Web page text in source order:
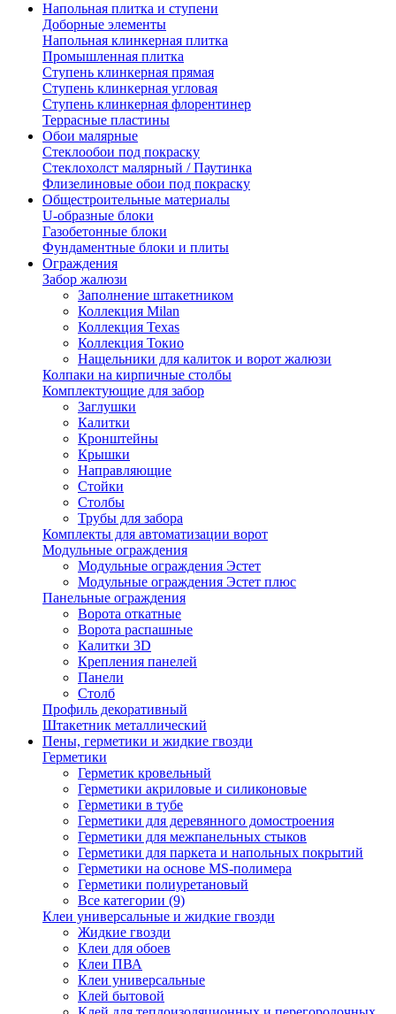
Напольная плитка и ступени
Доборные элементы
Напольная клинкерная плитка
Промышленная плитка
Ступень клинкерная прямая
Ступень клинкерная угловая
Ступень клинкерная флорентинер
Террасные пластины
Обои малярные
Стеклообои под покраску
Стеклохолст малярный / Паутинка
Флизелиновые обои под покраску
Общестроительные материалы
U-образные блоки
Газобетонные блоки
Фундаментные блоки и плиты
Ограждения
Забор жалюзи
Заполнение штакетником
Коллекция Milan
Коллекция Texas
Коллекция Токио
Нащельники для калиток и ворот жалюзи
Колпаки на кирпичные столбы
Комплектующие для забор
Заглушки
Калитки
Кронштейны
Крышки
Направляющие
Стойки
Столбы
Трубы для забора
Комплекты для автоматизации ворот
Модульные ограждения
Модульные ограждения Эстет
Модульные ограждения Эстет плюс
Панельные ограждения
Ворота откатные
Ворота распашные
Калитки 3D
Крепления панелей
Панели
Столб
Профиль декоративный
Штакетник металлический
Пены, герметики и жидкие гвозди
Герметики
Герметик кровельный
Герметики акриловые и силиконовые
Герметики в тубе
Герметики для деревянного домостроения
Герметики для межпанельных стыков
Герметики для паркета и напольных покрытий
Герметики на основе MS-полимера
Герметики полиуретановый
Все категории (9)
Клеи универсальные и жидкие гвозди
Жидкие гвозди
Клеи для обоев
Клеи ПВА
Клеи универсальные
Клей бытовой